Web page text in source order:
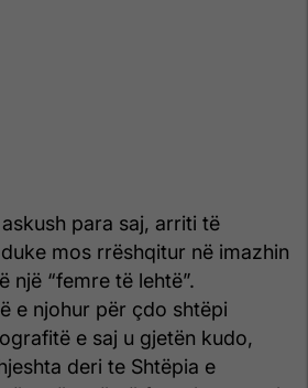
para saj, arriti të
mos rrëshqitur në imazhin
një “femre të lehtë”.
e njohur për çdo shtëpi
e saj u gjetën kudo,
deri te Shtëpia e